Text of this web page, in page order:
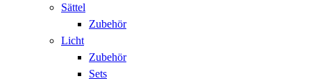
Sättel
Zubehör
Licht
Zubehör
Sets